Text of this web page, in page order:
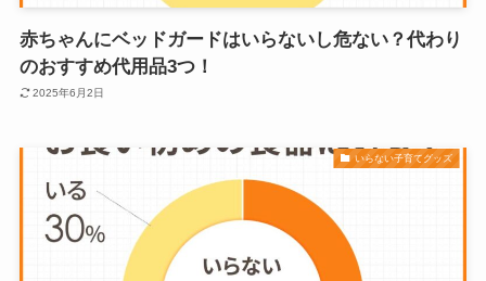
赤ちゃんにベッドガードはいらないし危ない？代わり
のおすすめ代用品3つ！
2025年6月2日
いらない子育てグッズ